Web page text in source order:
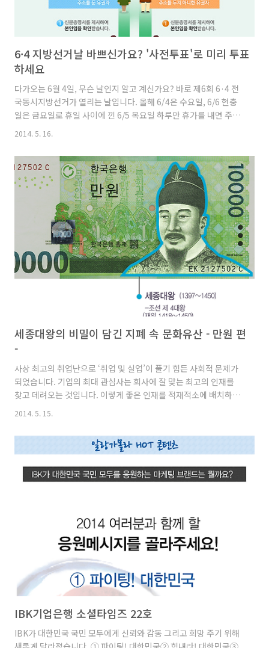
6·4 지방선거날 바쁘신가요? '사전투표'로 미리 투표
하세요
다가오는 6월 4일, 무슨 날인지 알고 계신가요? 바로 제6회 6·4 전
국동시지방선거가 열리는 날입니다. 올해 6/4은 수요일, 6/6 현충
일은 금요일로 휴일 사이에 낀 6/5 목요일 하루만 휴가를 내면 주말
까지 5일 연속 쉴 수 있는 황금연휴이기도 합니다. 벌써부터 많은 분
을 다녀오거나 선거 지역이 실제 거주지역과 먼 경우, 휴일이지만
근무일정 때문에 하루종일 직장에 머물러야 하는 경우에는 투표를
하지 못하고 지나가는 경우가 다반사입니다. 그냥 버리기에는 너무
나 소중한 한 표인데요, 이제는 충분히 소중한 한 표를 행사할 수 있
게 되었습니다. 바로 중앙선거관리위원회에서 5월 30일~31일 이
틀 동안 시행하는 ‘사전투표제’ 덕분입니다. 그렇다..
2014. 5. 16.
세종대왕의 비밀이 담긴 지폐 속 문화유산 - 만원 편
-
사상 최고의 취업난으로 ‘취업 및 실업’이 풀기 힘든 사회적 문제가
되었습니다. 기업의 최대 관심사는 회사에 잘 맞는 최고의 인재를
찾고 데려오는 것입니다. 이렇게 좋은 인재를 적재적소에 배치하고
활용하는 문제는 비단 기업만의 관심사가 아니라 국가 차원에서도
위해 노력했던 조선시대 왕이 누구인지 아시나요? 바로 ‘세종대
왕’입니다. 세종대왕은 집현전을 확장하고 젊은 학자들을 등용하여
왕’으로 불리게 된 기반은 바로 ‘집현전’입니다. 우리에게는 어렸을
2014. 5. 15.
IBK기업은행 소셜타임즈 22호
IBK가 대한민국 국민 모두에게 신뢰와 감동 그리고 희망 주기 위해